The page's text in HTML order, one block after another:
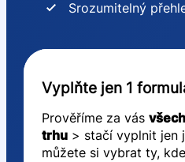
Srozumitelný
Vyplňte jen 1
Prověříme za vás
trhu> stačí vyplnit jen
můžete si vybrat ty,